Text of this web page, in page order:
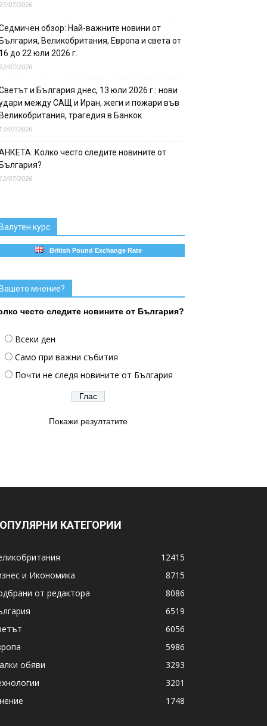
07/2026
обзор: Най-важните новини от
Великобритания, Европа и света от
до 22 юли 2026 г.
07/2026
и България днес, 13 юли 2026 г.: нови
между САЩ и Иран, жеги и пожари във
трагедия в Банкок
07/2026
Колко често следите новините от
07/2026
курс
British Pound Exchange Rate
мнение?
често следите новините от България?
Всеки ден
Само при важни събития
Почти не следя новините от България
Покажи резултатите
КАТЕГОРИИ
12415
и Икономика
8715
от редактора
8086
6519
6056
5986
обяви
3293
3201
1748